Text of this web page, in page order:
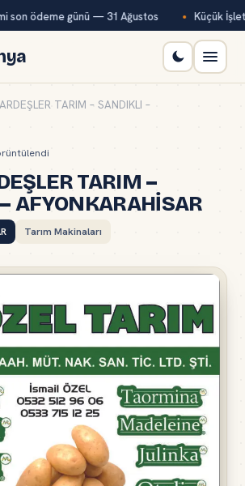
son ödeme günü — 31 Ağustos Küçük
TARIM – SANDIKLI –
TARIM –
AFYONKARAHİSAR
Tarım Makinaları